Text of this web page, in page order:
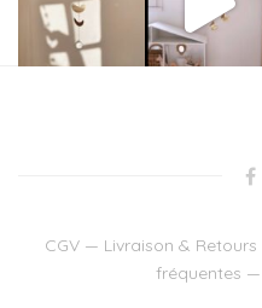
CGV — Livraison & Retours
fréquentes —